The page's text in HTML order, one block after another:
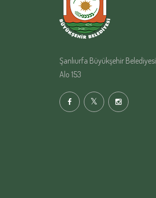
Şanlıurfa Büyükşehir Belediyesi
Alo 153